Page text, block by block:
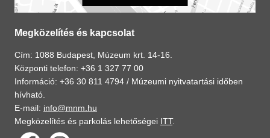
Megközelítés és kapcsolat
Cím: 1088 Budapest, Múzeum krt. 14-16.
Központi telefon: +36 1 327 77 00
Információ: +36 30 811 4794 / Múzeumi nyitvatartási időben
hívható.
E-mail: info@mnm.hu
Megközelítés és parkolás lehetőségei ITT.